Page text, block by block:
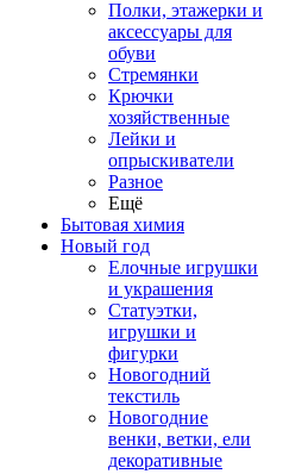
Полки, этажерки и
аксессуары для
обуви
Стремянки
Крючки
хозяйственные
Лейки и
опрыскиватели
Разное
Ещё
Бытовая химия
Новый год
Елочные игрушки
и украшения
Статуэтки,
игрушки и
фигурки
Новогодний
текстиль
Новогодние
венки, ветки, ели
декоративные